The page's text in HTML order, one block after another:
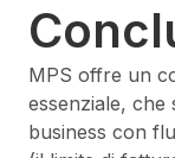
MPS offre un
essenziale, che
business con